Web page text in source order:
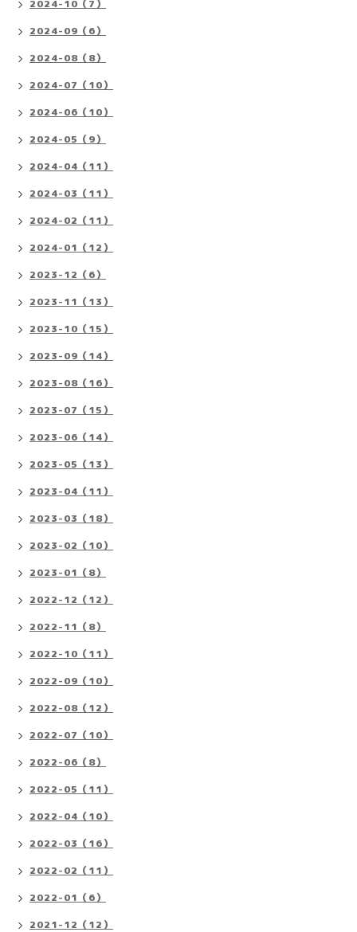
2024-10（7）
2024-09（6）
2024-08（8）
2024-07（10）
2024-06（10）
2024-05（9）
2024-04（11）
2024-03（11）
2024-02（11）
2024-01（12）
2023-12（6）
2023-11（13）
2023-10（15）
2023-09（14）
2023-08（16）
2023-07（15）
2023-06（14）
2023-05（13）
2023-04（11）
2023-03（18）
2023-02（10）
2023-01（8）
2022-12（12）
2022-11（8）
2022-10（11）
2022-09（10）
2022-08（12）
2022-07（10）
2022-06（8）
2022-05（11）
2022-04（10）
2022-03（16）
2022-02（11）
2022-01（6）
2021-12（12）